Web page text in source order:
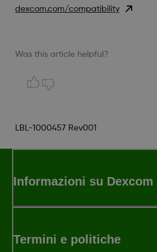
dexcom.com/compatibility
Was this article helpful?
LBL-1000457 Rev001
Informazioni su Dexcom
Termini e politiche